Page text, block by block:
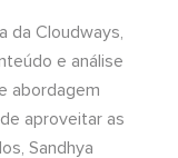
da Cloudways,
e análise
abordagem
aproveitar as
Sandhya